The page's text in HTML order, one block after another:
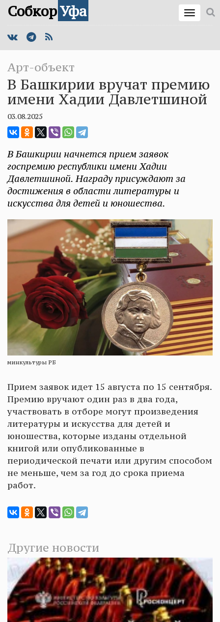
СобкорУфа
Арт-объект
В Башкирии вручат премию
имени Хадии Давлетшиной
03.08.2025
В Башкирии начнется прием заявок
госпремию республики имени Хадии
Давлетшиной. Награду присуждают за
достижения в области литературы и
искусства для детей и юношества.
минкультуры РБ
Прием заявок идет 15 августа по 15 сентября.
Премию вручают один раз в два года,
участвовать в отборе могут произведения
литературы и искусства для детей и
юношества, которые изданы отдельной
книгой или опубликованные в
периодической печати или другим способом
не меньше, чем за год до срока приема
работ.
Другие новости